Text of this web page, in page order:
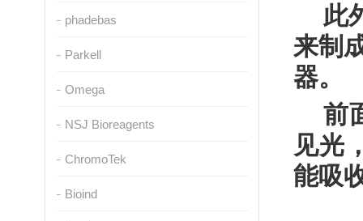
phadebas
Parkell
Omega
NSJ Bioreagents
ChromoTek
Bioind
此
来制
器。
前
见光
能吸